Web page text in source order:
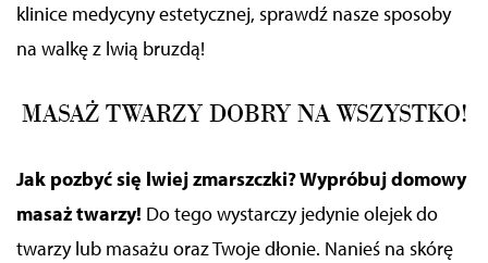
klinice medycyny estetycznej, sprawdź nasze sposoby
na walkę z lwią bruzdą!
MASAŻ TWARZY DOBRY NA WSZYSTKO!
Jak pozbyć się lwiej zmarszczki? Wypróbuj domowy
masaż twarzy! Do tego wystarczy jedynie olejek do
twarzy lub masażu oraz Twoje dłonie. Nanieś na skórę